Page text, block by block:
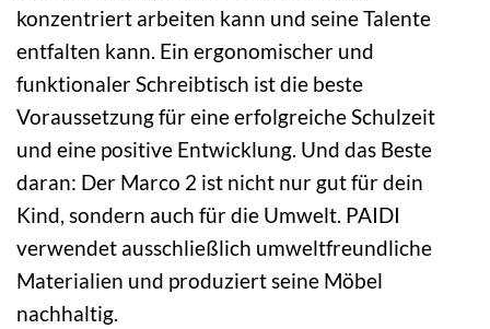
konzentriert arbeiten kann und seine Talente
entfalten kann. Ein ergonomischer und
funktionaler Schreibtisch ist die beste
Voraussetzung für eine erfolgreiche Schulzeit
und eine positive Entwicklung. Und das Beste
daran: Der Marco 2 ist nicht nur gut für dein
Kind, sondern auch für die Umwelt. PAIDI
verwendet ausschließlich umweltfreundliche
Materialien und produziert seine Möbel
nachhaltig.